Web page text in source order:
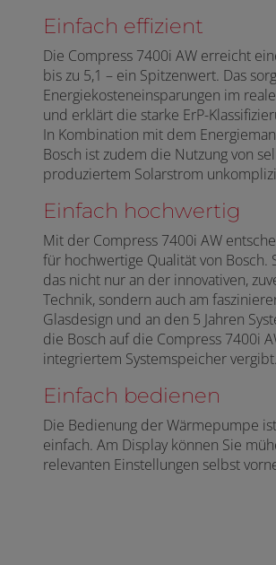
Einfach effizient
Die Compress 7400i AW erreicht
bis zu 5,1 – ein Spitzenwert. Das
Energiekosteneinsparungen im
und erklärt die starke ErP-
In Kombination mit dem
Bosch ist zudem die Nutzung von
produziertem Solarstrom
Einfach hochwertig
Mit der Compress 7400i AW
für hochwertige Qualität von Bosch.
das nicht nur an der innovativen,
Technik, sondern auch am
Glasdesign und an den 5 Jahren
die Bosch auf die Compress 7400i
integriertem Systemspeicher vergibt.
Einfach bedienen
Die Bedienung der Wärmepumpe
einfach. Am Display können Sie
relevanten Einstellungen selbst